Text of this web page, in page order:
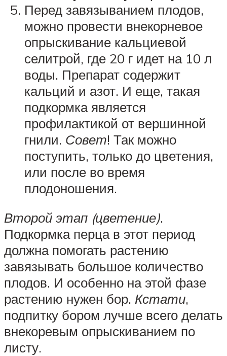
Перед завязыванием плодов,
можно провести внекорневое
опрыскивание кальциевой
селитрой, где 20 г идет на 10 л
воды. Препарат содержит
кальций и азот. И еще, такая
подкормка является
профилактикой от вершинной
гнили. Совет! Так можно
поступить, только до цветения,
или после во время
плодоношения.
Второй этап (цветение).
Подкормка перца в этот период
должна помогать растению
завязывать большое количество
плодов. И особенно на этой фазе
растению нужен бор. Кстати,
подпитку бором лучше всего делать
внекоревым опрыскиванием по
листу.